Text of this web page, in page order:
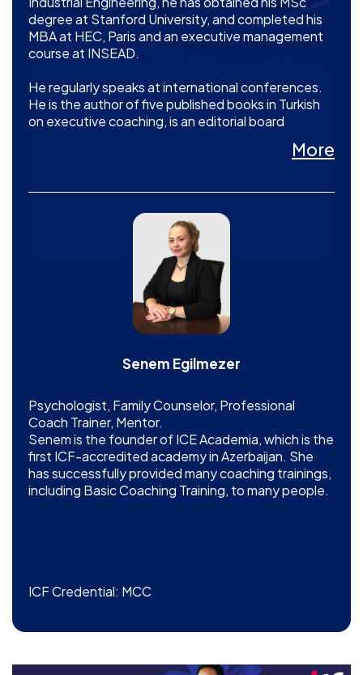
degree at Stanford University, and completed his
MBA at HEC, Paris and an executive management
course at INSEAD.
He regularly speaks at international conferences.
He is the author of five published books in Turkish
on executive coaching, is an editorial board
More
Senem Egilmezer
Psychologist, Family Counselor, Professional
Coach Trainer, Mentor.
Senem is the founder of ICE Academia, which is the
first ICF-accredited academy in Azerbaijan. She
has successfully provided many coaching trainings,
including Basic Coaching Training, to many people.
ICF Credential: MCC